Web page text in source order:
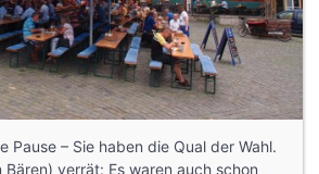
Pause – Sie haben die Qual der Wahl.
Bären) verrät: Es waren auch schon